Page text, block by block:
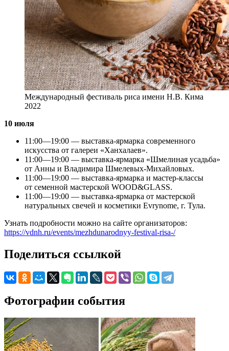
Международный фестиваль риса имени Н.В. Кима
2022
10 июля
11:00—19:00 — выставка-ярмарка современного
искусства от галереи «Ханхалаев».
11:00—19:00 — выставка-ярмарка «Шмелиная усадьба»
от Анны и Владимира Шмелевых-Михайловых.
11:00—19:00 — выставка-ярмарка и мастер-классы
от семенной мастерской WOOD&GLASS.
11:00—19:00 — выставка-ярмарка от мастерской
натуральных свечей и косметики Evrynome, г. Тула.
Узнать подробности можно на сайте организаторов:
https://vdnh.ru/events/mezhdunarodnyy-festival-risa-/
Поделиться ссылкой
Фотографии события